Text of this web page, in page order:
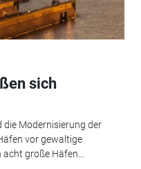
sich
die Modernisierung der
vor gewaltige
große Häfen...